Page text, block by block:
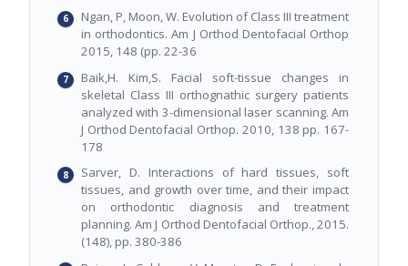
Ngan, P, Moon, W. Evolution of Class III treatment
in orthodontics. Am J Orthod Dentofacial Orthop
2015, 148 (pp. 22-36
Baik,H. Kim,S. Facial soft-tissue changes in
skeletal Class III orthognathic surgery patients
analyzed with 3-dimensional laser scanning. Am
J Orthod Dentofacial Orthop. 2010, 138 pp. 167-
178
Sarver, D. Interactions of hard tissues, soft
tissues, and growth over time, and their impact
on orthodontic diagnosis and treatment
planning. Am J Orthod Dentofacial Orthop., 2015.
(148), pp. 380-386